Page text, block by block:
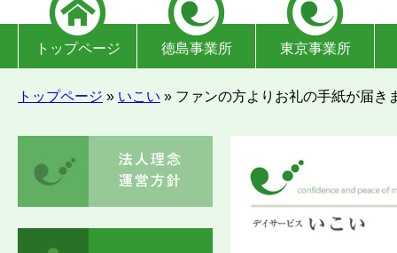
トップページ 徳島事業所 東京事業所
トップページ » いこい » ファンの方よりお礼の手紙が届き